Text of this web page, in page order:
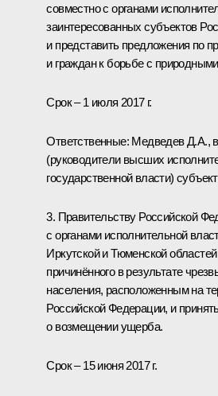
совместно с органами
заинтересованных субъектов
и представить предложения по
и граждан к борьбе с
Срок – 1 июля 2017 г.
Ответственные: Медведев Д.А.,
(руководители высших
государственной власти)
3. Правительству Российской
с органами исполнительной
Иркутской и Тюменской
причинённого в результате
населения, расположенным на
Российской Федерации, и
о возмещении ущерба.
Срок – 15 июня 2017 г.